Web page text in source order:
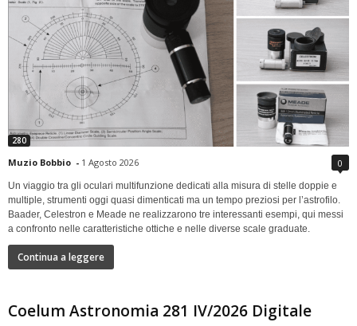
280
Muzio Bobbio - 1 Agosto 2026 0
Un viaggio tra gli oculari multifunzione dedicati alla misura di stelle doppie e
multiple, strumenti oggi quasi dimenticati ma un tempo preziosi per l’astrofilo.
Baader, Celestron e Meade ne realizzarono tre interessanti esempi, qui messi
a confronto nelle caratteristiche ottiche e nelle diverse scale graduate.
Continua a leggere
Coelum Astronomia 281 IV/2026 Digitale